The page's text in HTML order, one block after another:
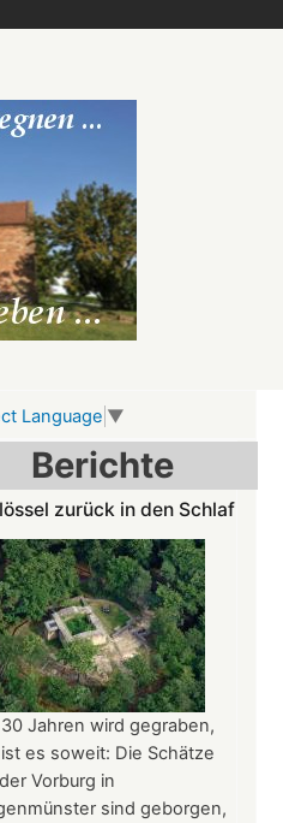
Language ▼
Berichte
zurück in den Schlaf
Jahren wird gegraben,
es soweit: Die Schätze
Vorburg in
sind geborgen,